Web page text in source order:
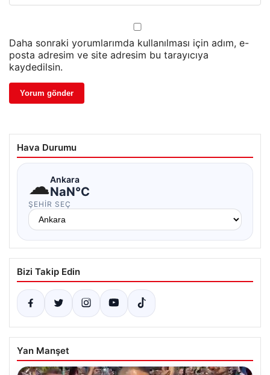
Daha sonraki yorumlarımda kullanılması için adım, e-
posta adresim ve site adresim bu tarayıcıya
kaydedilsin.
Hava Durumu
☁Ankara
NaN°C
ŞEHIR SEÇ
Bizi Takip Edin
Yan Manşet